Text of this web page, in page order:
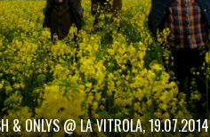
& ONLYS @ LA VITROLA, 19.07.2014